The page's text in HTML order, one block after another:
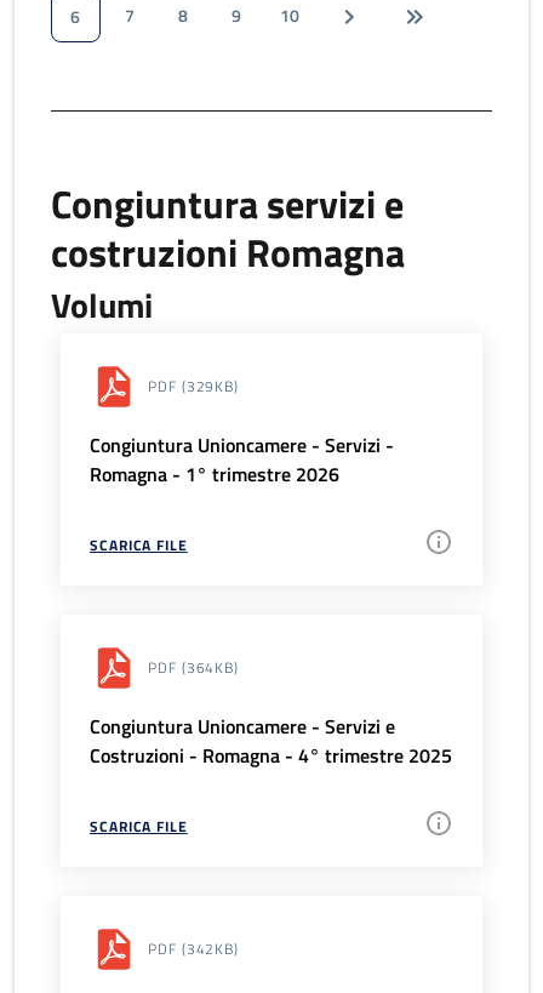
6
7 8 9 10
Congiuntura servizi e
costruzioni Romagna
Volumi
PDF (329KB)
Congiuntura Unioncamere - Servizi -
Romagna - 1° trimestre 2026
SCARICA FILE
PDF (364KB)
Congiuntura Unioncamere - Servizi e
Costruzioni - Romagna - 4° trimestre 2025
SCARICA FILE
PDF (342KB)